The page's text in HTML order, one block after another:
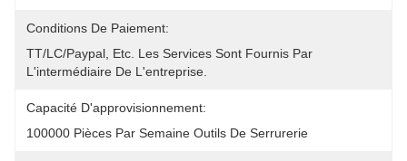
Conditions De Paiement:
TT/LC/paypal, Etc. Les Services Sont Fournis Par
L'intermédiaire De L'entreprise.
Capacité D'approvisionnement:
100000 Pièces Par Semaine Outils De Serrurerie